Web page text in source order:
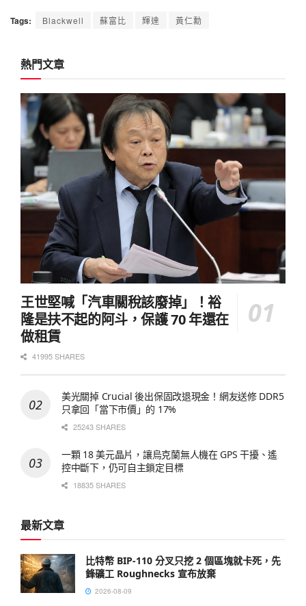
Tags: Blackwell 蘇富比 輝達 黃仁勳
熱門文章
王世堅喊「汽車關稅該廢掉」！裕
隆是扶不起的阿斗，保護 70 年還在
做租賃
41995 SHARES
美光關掉 Crucial 後出保固改退現金！網友送修 DDR5
只拿回「當下市價」的 17%
25243 SHARES
一顆 18 美元晶片，讓烏克蘭無人機在 GPS 干擾、遙
控中斷下，仍可自主鎖定目標
18835 SHARES
最新文章
比特幣 BIP-110 分叉只挖 2 個區塊就卡死，先
鋒礦工 Roughnecks 宣布放棄
2026-08-09